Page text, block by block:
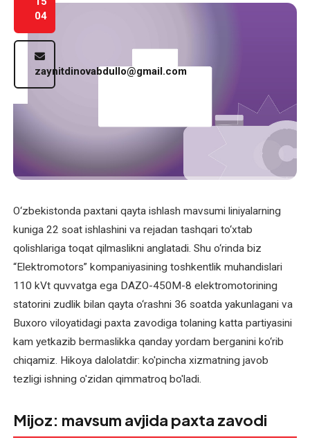
Xizmatlar
Blog
Aloqa
Asinxron
ta'mirlash
Bir
fazali
elektromotorni
qayta
Elektr
uskunalari
bo'yicha
Elektromotor
04
zaynitdinovabdullo@gmail.com
O‘zbekistonda paxtani qayta ishlash mavsumi liniyalarning
kuniga 22 soat ishlashini va rejadan tashqari to‘xtab
qolishlariga toqat qilmaslikni anglatadi. Shu o‘rinda biz
“Elektromotors” kompaniyasining toshkentlik muhandislari
110 kVt quvvatga ega DAZO-450M-8 elektromotorining
statorini zudlik bilan qayta o‘rashni 36 soatda yakunlagani va
Buxoro viloyatidagi paxta zavodiga tolaning katta partiyasini
kam yetkazib bermaslikka qanday yordam berganini ko‘rib
chiqamiz. Hikoya dalolatdir: ko'pincha xizmatning javob
tezligi ishning o'zidan qimmatroq bo'ladi.
Mijoz: mavsum avjida paxta zavodi